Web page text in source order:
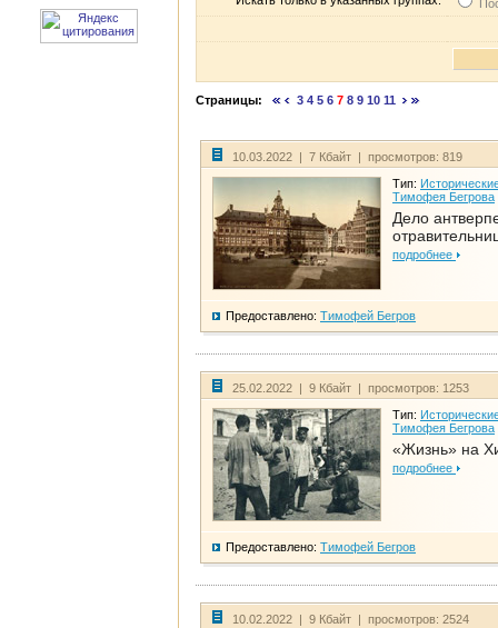
Страницы: 3 4 5 6 7 8 9 10 11
10.03.2022 | 7 Кбайт | просмотров: 819
Тип:
Тимофея Бегрова
Дело
подробнее
Предоставлено: Тимофей Бегров
25.02.2022 | 9 Кбайт | просмотров: 1253
Тип:
Тимофея Бегрова
«Жизнь» на
подробнее
Предоставлено: Тимофей Бегров
10.02.2022 | 9 Кбайт | просмотров: 2524